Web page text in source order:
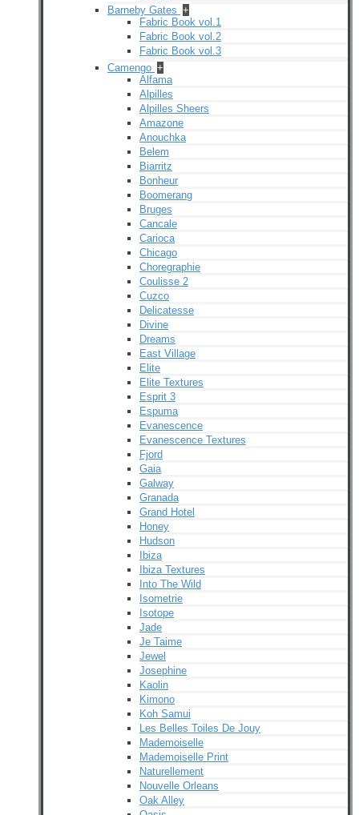
Barneby Gates +
Fabric Book vol.1
Fabric Book vol.2
Fabric Book vol.3
Camengo +
Alfama
Alpilles
Alpilles Sheers
Amazone
Anouchka
Belem
Biarritz
Bonheur
Boomerang
Bruges
Cancale
Carioca
Chicago
Choregraphie
Coulisse 2
Cuzco
Delicatesse
Divine
Dreams
East Village
Elite
Elite Textures
Esprit 3
Espuma
Evanescence
Evanescence Textures
Fjord
Gaia
Galway
Granada
Grand Hotel
Honey
Hudson
Ibiza
Ibiza Textures
Into The Wild
Isometrie
Isotope
Jade
Je Taime
Jewel
Josephine
Kaolin
Kimono
Koh Samui
Les Belles Toiles De Jouy
Mademoiselle
Mademoiselle Print
Naturellement
Nouvelle Orleans
Oak Alley